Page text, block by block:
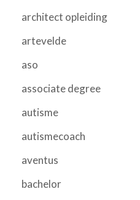
architect opleiding
artevelde
aso
associate degree
autisme
autismecoach
aventus
bachelor